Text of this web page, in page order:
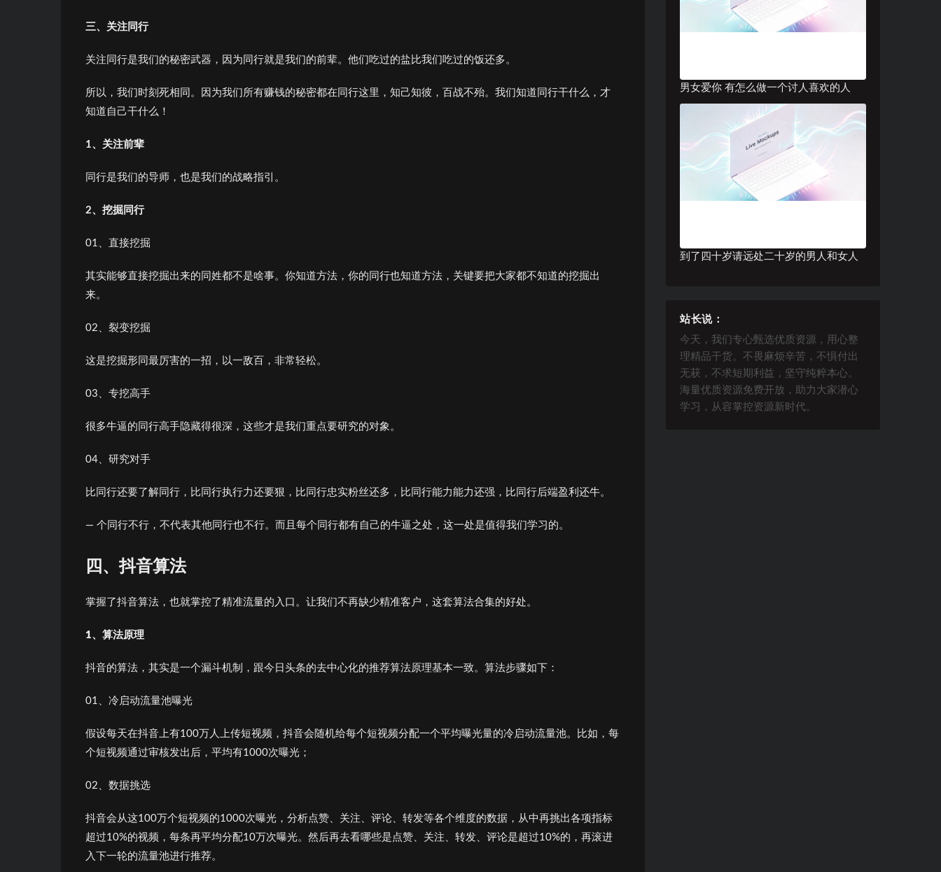
三、关注同行
关注同行是我们的秘密武器，因为同行就是我们的前辈。他们吃过的盐比我们吃过的饭还多。
所以，我们时刻死相同。因为我们所有赚钱的秘密都在同行这里，知己知彼，百战不殆。我们知道同行干什么，才
知道自己干什么！
1、关注前辈
同行是我们的导师，也是我们的战略指引。
2、挖掘同 行
01、直接挖掘
其实能够直接挖掘出来的同姓都不是啥事。你知道方法，你的同行也知道方法，关键要把大家都不知道的挖掘出
来。
02、裂变挖掘
这是挖掘形同最厉害的一招，以一敌百，非常轻松。
03、专挖高手
很多牛逼的同行高手隐藏得很深，这些才是我们重点要研究的对象。
04、研究对手
比同行还要了解同行，比同行执行力还要狠，比同行忠实粉丝还多，比同行能力能力还强，比同行后端盈利还牛。
— 个同行不行，不代表其他同行也不行。而且每个同行都有自己的牛逼之处，这一处是值得我们学习的。
四、抖音算法
掌握了抖音算法，也就掌控了精准流量的入口。让我们不再缺少精准客户，这套算法合集的好处。
1、算法原理
抖音的算法，其实是一个漏斗机制，跟今日头条的去中心化的推荐算法原理基本一致。算法步骤如下：
01、冷启动流量池曝光
假设每天在抖音上有100万人上传短视频，抖音会随机给每个短视频分配一个平均曝光量的冷启动流量池。比如，每
个短视频通过审核发出后，平均有1000次曝光；
02、数据挑选
抖音会从这100万个短视频的1000次曝光，分析点赞、关注、评论、转发等各个维度的数据，从中再挑出各项指标
超过10%的视频，每条再平均分配10万次曝光。然后再去看哪些是点赞、关注、转发、评论是超过10%的，再滚进
入下一轮的流量池进行推荐。
男女爱你 有怎么做一个讨人喜欢的人
到了四十岁请远处二十岁的男人和女人
站长说：
今天，我们专心甄选优质资源，用心整
理精品干货。不畏麻烦辛苦，不惧付出
无获，不求短期利益，坚守纯粹本心。
海量优质资源免费开放，助力大家潜心
学习，从容掌控资源新时代。